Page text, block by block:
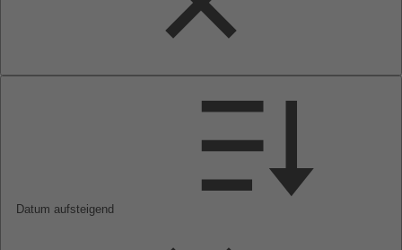
Datum aufsteigend